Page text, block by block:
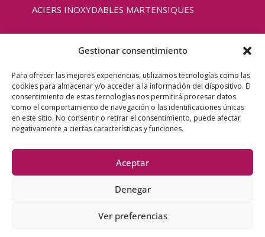
Gestionar consentimiento
Para ofrecer las mejores experiencias, utilizamos tecnologías como las
cookies para almacenar y/o acceder a la información del dispositivo. El
consentimiento de estas tecnologías nos permitirá procesar datos
como el comportamiento de navegación o las identificaciones únicas
en este sitio. No consentir o retirar el consentimiento, puede afectar
negativamente a ciertas características y funciones.
Aceptar
Denegar
Ver preferencias
ACIERS INOXYDABLES MARTENSIQUES
Copyright © 2025 Aceros COAC |Mentions légales
|Politique de confidentialité|Politique de cookies
UE|Actualités
Toutefois, les points de vue et les opinions exprimés
n’engagent que leur(s) auteur(s) et ne reflètent pas
nécessairement ceux de l’Union européenne. Ni l’Union
tenues pour responsables.